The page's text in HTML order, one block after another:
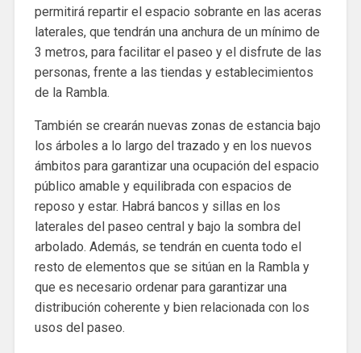
permitirá repartir el espacio sobrante en las aceras
laterales, que tendrán una anchura de un mínimo de
3 metros, para facilitar el paseo y el disfrute de las
personas, frente a las tiendas y establecimientos
de la Rambla.
También se crearán nuevas zonas de estancia bajo
los árboles a lo largo del trazado y en los nuevos
ámbitos para garantizar una ocupación del espacio
público amable y equilibrada con espacios de
reposo y estar. Habrá bancos y sillas en los
laterales del paseo central y bajo la sombra del
arbolado. Además, se tendrán en cuenta todo el
resto de elementos que se sitúan en la Rambla y
que es necesario ordenar para garantizar una
distribución coherente y bien relacionada con los
usos del paseo.